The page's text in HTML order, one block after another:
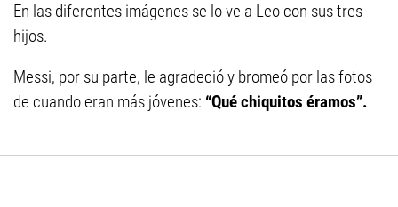
En las diferentes imágenes se lo ve a Leo con sus tres
hijos.
Messi, por su parte, le agradeció y bromeó por las fotos
de cuando eran más jóvenes: “Qué chiquitos éramos”.